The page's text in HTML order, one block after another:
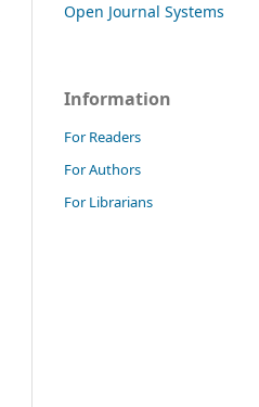
Open Journal Systems
Information
For Readers
For Authors
For Librarians